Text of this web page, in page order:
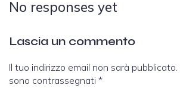
No responses yet
Lascia un commento
Il tuo indirizzo email non sarà pubblicato.
sono contrassegnati *